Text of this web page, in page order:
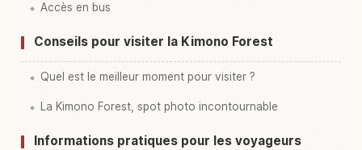
Accès en bus
Conseils pour visiter la Kimono Forest
Quel est le meilleur moment pour visiter ?
La Kimono Forest, spot photo incontournable
Informations pratiques pour les voyageurs